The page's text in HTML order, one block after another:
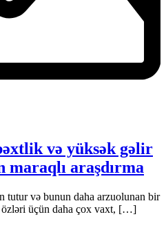
və yüksək gəlir
araşdırma
tutur və bunun daha arzuolunan bir
üçün daha çox vaxt, […]